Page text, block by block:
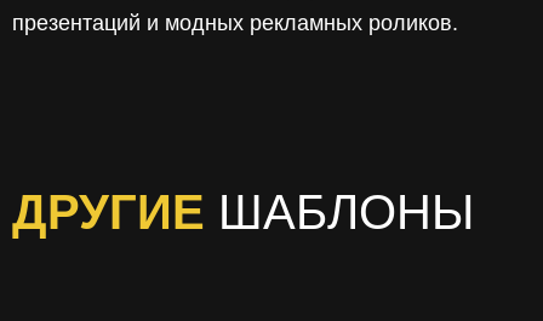
презентаций и модных рекламных роликов.
ДРУГИЕ ШАБЛОНЫ